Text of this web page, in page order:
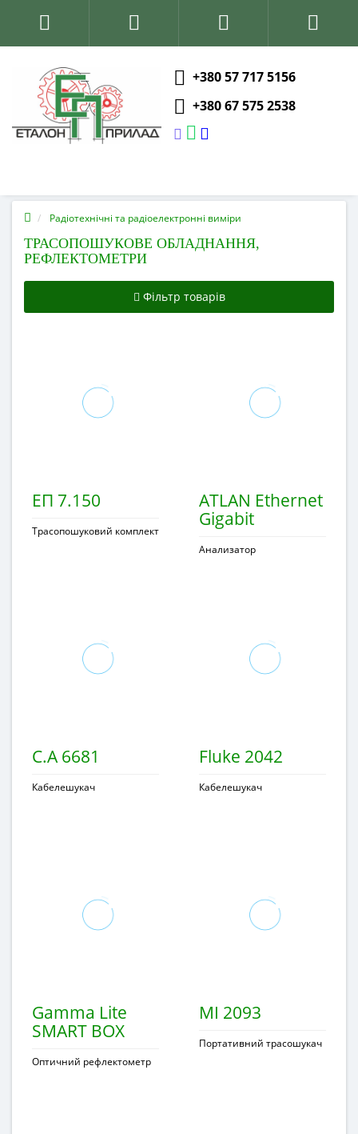
+380 57 717 5156
+380 67 575 2538
Радіотехнічні та радіоелектронні виміри
ТРАСОПОШУКОВЕ ОБЛАДНАННЯ,
РЕФЛЕКТОМЕТРИ
Фільтр товарів
ЕП 7.150
Трасопошуковий комплект
ATLAN Ethernet
Gigabit
Анализатор
C.A 6681
Кабелешукач
Fluke 2042
Кабелешукач
Gamma Lite
SMART BOX
Оптичний рефлектометр
MI 2093
Портативний трасошукач